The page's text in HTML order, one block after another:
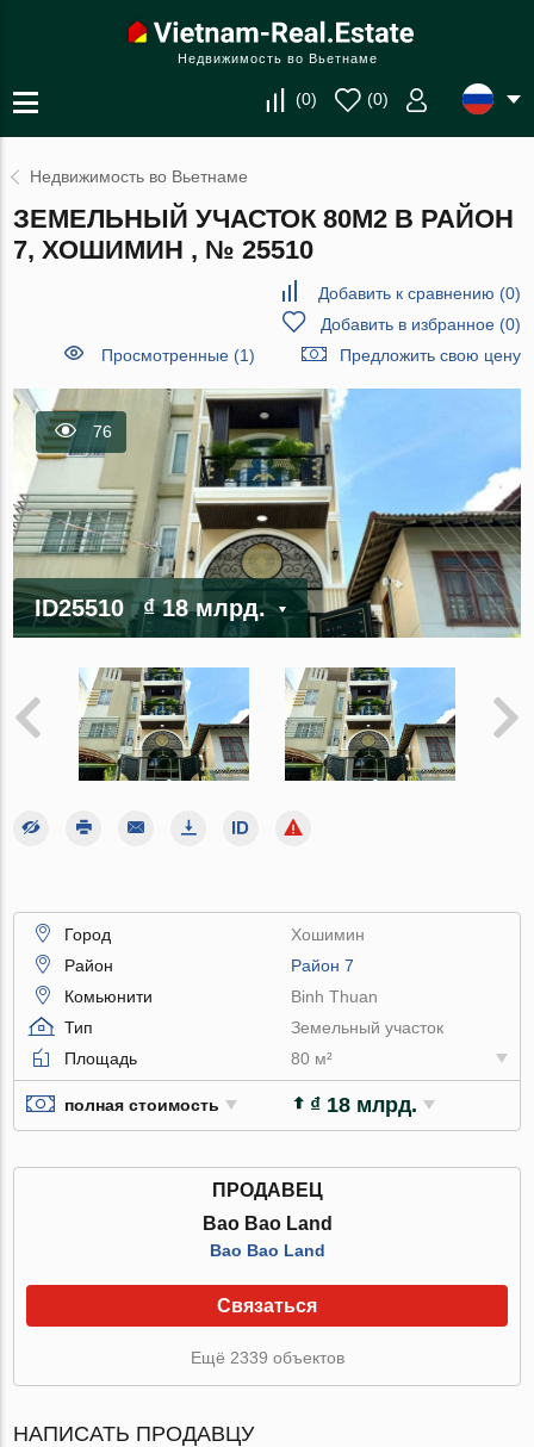
Недвижимость во Вьетнаме
(0) (0)
Недвижимость во Вьетнаме
ЗЕМЕЛЬНЫЙ УЧАСТОК 80М2 В РАЙОН
7, ХОШИМИН , № 25510
Добавить к сравнению (0)
Добавить в избранное(0)
Просмотренные (1)
Предложить свою цену
76
ID25510 ₫ 18 млрд.
Город
Хошимин
Район
Район 7
Комьюнити
Binh Thuan
Тип
Земельный участок
Площадь
80 м²
полная стоимость ₫ 18 млрд.
ПРОДАВЕЦ
Bao Bao Land
Bao Bao Land
Связаться
Ещё 2339 объектов
НАПИСАТЬ ПРОДАВЦУ